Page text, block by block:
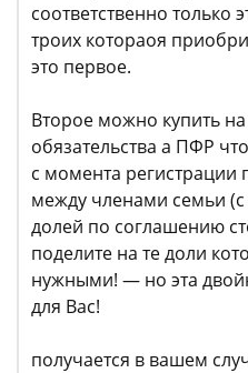
соответственно только
троих котораоя
это первое.
Второе можно купить
обязательства а ПФР
с момента регистрации
между членами семьи
долей по соглашению
поделите на те доли
нужными! — но эта
для Вас!
получается в вашем